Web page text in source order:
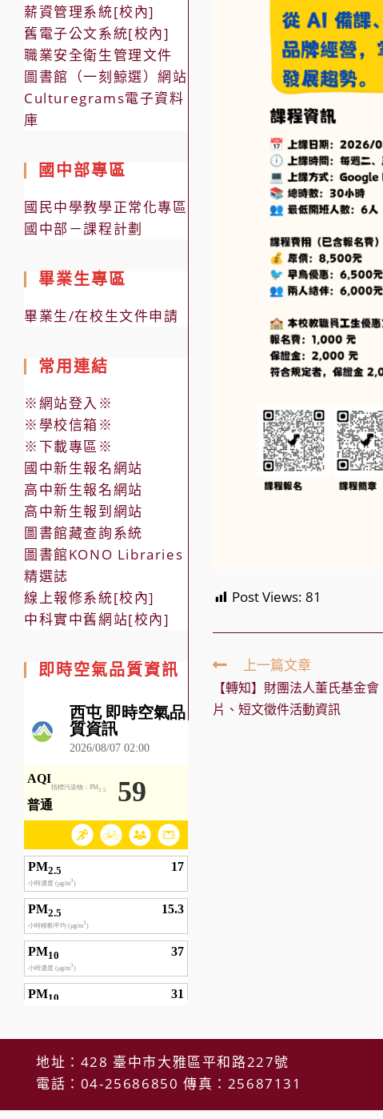
Post Views: 81
Read
more
articles
上一篇文章
【轉知】財團法人董氏基金
片、短文徵件活動資訊
薪資管理系統[校內]
舊電子公文系統[校內]
職業安全衛生管理文件
圖書館（一刻鯨選）網站
Culturegrams電子資料
庫
國中部專區
國民中學教學正常化專區
國中部－課程計劃
畢業生專區
畢業生/在校生文件申請
常用連結
※網站登入※
※學校信箱※
※下載專區※
國中新生報名網站
高中新生報名網站
高中新生報到網站
圖書館藏查詢系統
圖書館KONO Libraries
精選誌
線上報修系統[校內]
中科實中舊網站[校內]
即時空氣品質資訊
地址：428 臺中市大雅區平和路227號
電話：04-25686850 傳真：25687131